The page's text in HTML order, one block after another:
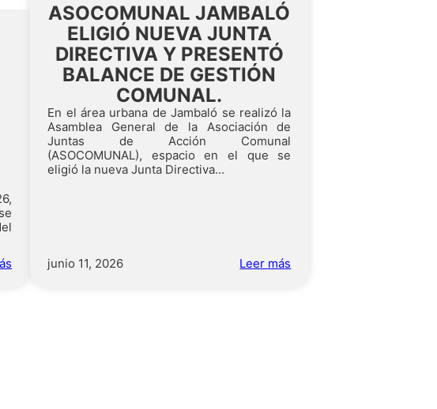
ASOCOMUNAL JAMBALÓ
ELIGIÓ NUEVA JUNTA
DIRECTIVA Y PRESENTÓ
BALANCE DE GESTIÓN
COMUNAL.
En el área urbana de Jambaló se realizó la
Asamblea General de la Asociación de
Juntas de Acción Comunal
(ASOCOMUNAL), espacio en el que se
eligió la nueva Junta Directiva...
junio 11, 2026 Leer más